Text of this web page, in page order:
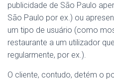
publicidade de São Paulo
São Paulo por ex.) ou
um tipo de usuário (como
restaurante a um utilizador
regularmente, por ex.).
O cliente, contudo, detém o